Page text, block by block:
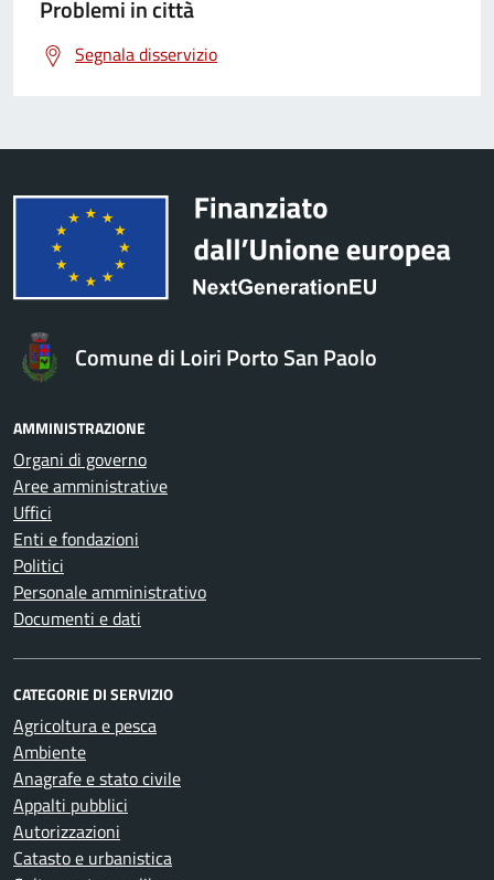
Problemi in città
Segnala disservizio
Comune di Loiri Porto San Paolo
AMMINISTRAZIONE
Organi di governo
Aree amministrative
Uffici
Enti e fondazioni
Politici
Personale amministrativo
Documenti e dati
CATEGORIE DI SERVIZIO
Agricoltura e pesca
Ambiente
Anagrafe e stato civile
Appalti pubblici
Autorizzazioni
Catasto e urbanistica